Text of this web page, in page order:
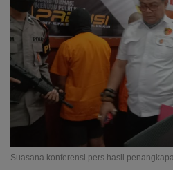
Suasana konferensi pers hasil